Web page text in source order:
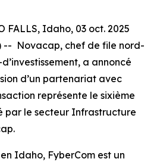
FALLS, Idaho, 03 oct. 2025
-- Novacap, chef de file nord-
a annoncé
d’un partenariat avec
représente le sixième
par le secteur Infrastructure
Idaho, FyberCom est un